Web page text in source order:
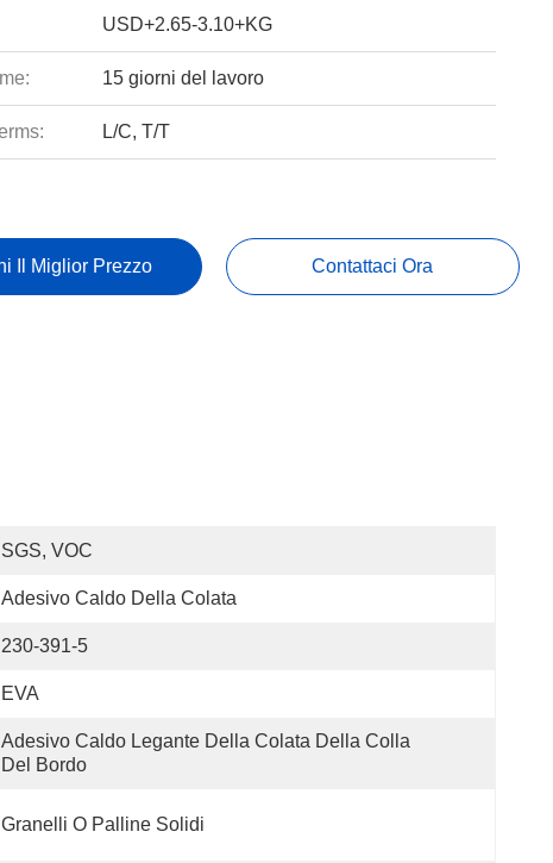
USD+2.65-3.10+KG
15 giorni del lavoro
L/C, T/T
Il Miglior Prezzo Contattaci Ora
SGS, VOC
Adesivo Caldo Della Colata
230-391-5
EVA
Adesivo Caldo Legante Della Colata Della Colla
Del Bordo
Granelli O Palline Solidi